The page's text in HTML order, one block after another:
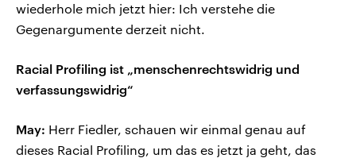
wiederhole mich jetzt hier: Ich verstehe die
Gegenargumente derzeit nicht.
Racial Profiling ist „menschenrechtswidrig und
verfassungswidrig“
May: Herr Fiedler, schauen wir einmal genau auf
dieses Racial Profiling, um das es jetzt ja geht, das